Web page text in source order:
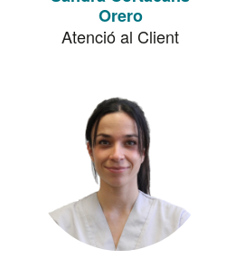
Orero
Atenció al Client